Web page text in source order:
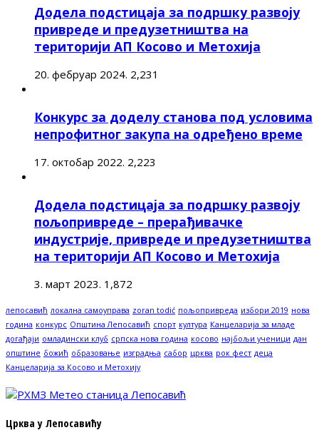
Додела подстицаја за подршку развоју
привреде и предузетништва на
територији АП Косово и Метохија
20. фебруар 2024. 2,231
Конкурс за доделу станова под условима
непрофитног закупа на одређено време
17. октобар 2022. 2,223
Додела подстицаја за подршку развоју
пољопривреде – прерађивачке
индустрије, привреде и предузетништва
на територији АП Косово и Метохија
3. март 2023. 1,872
лепосавић локална самоуправа zoran todić пољопривреда избори 2019 нова
година конкурс Општина Лепосавић спорт култура Канцеларија за младе
догађаји омладински клуб српска нова година косово најбољи ученици дан
општине божић образовање изградња сабор црква рок фест деца
Канцеларија за Косово и Метохију
Црква у Лепосавићу